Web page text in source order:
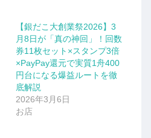
【銀だこ大創業祭2026】3
月8日が「真の神回」！回数
券11枚セット×スタンプ3倍
×PayPay還元で実質1舟400
円台になる爆益ルートを徹
底解説
2026年3月6日
お店